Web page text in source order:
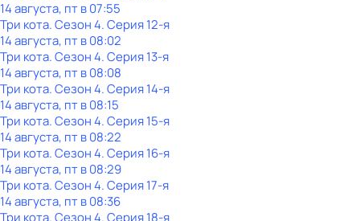
14 августа, пт в 07:55
Три кота. Сезон 4. Серия 12-я
14 августа, пт в 08:02
Три кота. Сезон 4. Серия 13-я
14 августа, пт в 08:08
Три кота. Сезон 4. Серия 14-я
14 августа, пт в 08:15
Три кота. Сезон 4. Серия 15-я
14 августа, пт в 08:22
Три кота. Сезон 4. Серия 16-я
14 августа, пт в 08:29
Три кота. Сезон 4. Серия 17-я
14 августа, пт в 08:36
Три кота. Сезон 4. Серия 18-я